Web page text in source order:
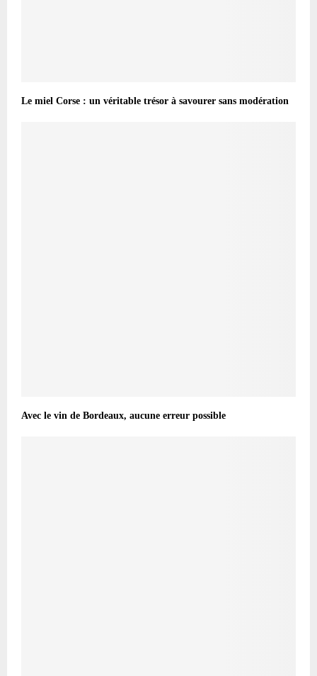
Le miel Corse : un véritable trésor à savourer sans modération
Avec le vin de Bordeaux, aucune erreur possible